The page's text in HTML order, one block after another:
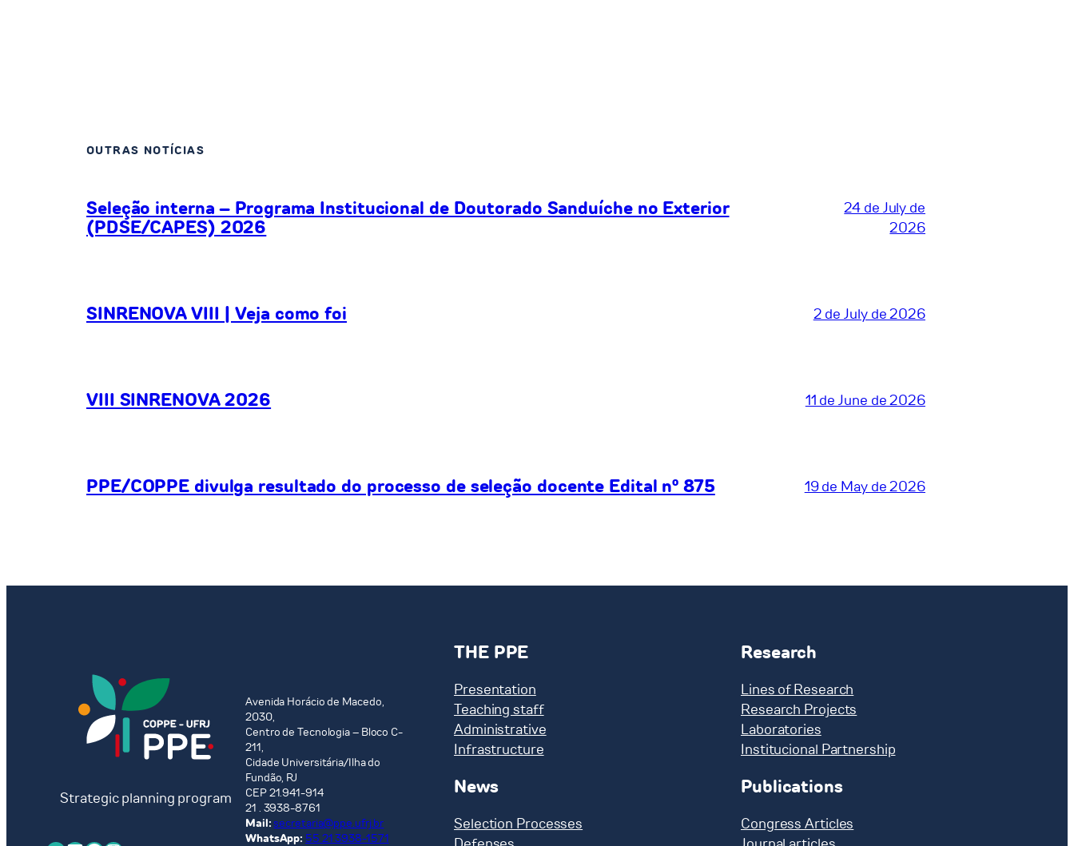
OUTRAS NOTÍCIAS
Seleção interna – Programa Institucional de Doutorado Sanduíche no Exterior
(PDSE/CAPES) 2026
24 de July de
2026
SINRENOVA VIII | Veja como foi 2 de July de 2026
VIII SINRENOVA 2026 11 de June de 2026
PPE/COPPE divulga resultado do processo de seleção docente Edital nº 875 19 de May de 2026
Strategic planning program
Avenida Horácio de Macedo,
2030,
Centro de Tecnologia – Bloco C-
211,
Cidade Universitária/Ilha do
Fundão, RJ
CEP 21.941-914
21 . 3938-8761
Mail:secretaria@ppe.ufrj.br
WhatsApp: 55 21 3938-1571
THE PPE
Presentation
Teaching staff
Administrative
Infrastructure
News
Selection Processes
Research
Lines of Research
Research Projects
Laboratories
Institucional Partnership
Publications
Congress Articles